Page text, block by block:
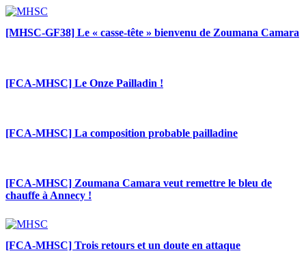
[MHSC-GF38] Le « casse-tête » bienvenu de Zoumana Camara
[FCA-MHSC] Le Onze Pailladin !
[FCA-MHSC] La composition probable pailladine
[FCA-MHSC] Zoumana Camara veut remettre le bleu de
chauffe à Annecy !
[FCA-MHSC] Trois retours et un doute en attaque